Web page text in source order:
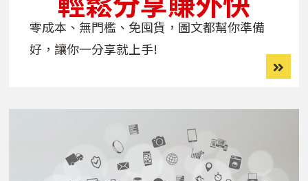
零成本、無門檻、免囤貨，圖文都幫你準備
好，讓你一分享就上手!